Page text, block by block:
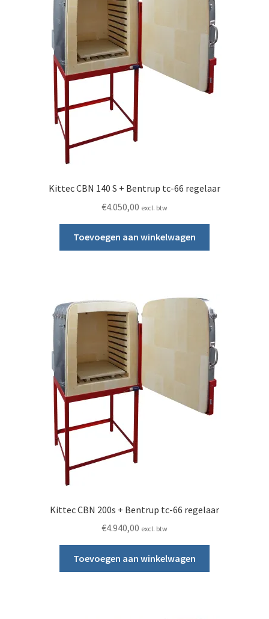
Kittec CBN 140 S + Bentrup tc-66 regelaar
€4.050,00 excl. btw
Toevoegen aan winkelwagen
Kittec CBN 200s + Bentrup tc-66 regelaar
€4.940,00 excl. btw
Toevoegen aan winkelwagen